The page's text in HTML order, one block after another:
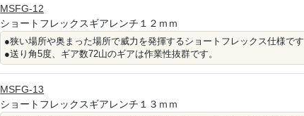
MSFG-12
ショートフレックスギアレンチ１２ｍｍ
●狭い場所や奥まった場所で威力を発揮するショートフレックス仕様です
●送り角5度、ギア数72山のギアは作業性抜群です。
MSFG-13
ショートフレックスギアレンチ１３ｍｍ